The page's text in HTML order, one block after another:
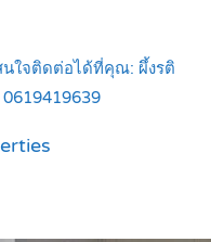
นใจติดต่อได้ที่คุณ: ผึ้งรติ
0619419639